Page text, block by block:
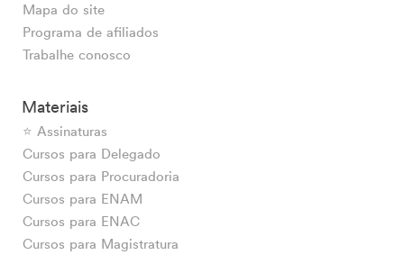
Mapa do site
Programa de afiliados
Trabalhe conosco
Materiais
⭐ Assinaturas
Cursos para Delegado
Cursos para Procuradoria
Cursos para ENAM
Cursos para ENAC
Cursos para Magistratura